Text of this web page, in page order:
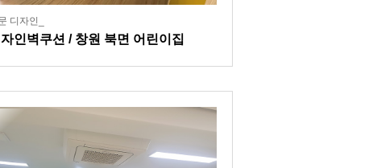
디자인_
인벽쿠션 / 창원 북면 어린이집